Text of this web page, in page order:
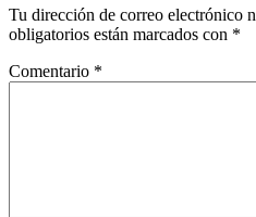
Tu dirección de correo electrónico
obligatorios están marcados con *
Comentario *